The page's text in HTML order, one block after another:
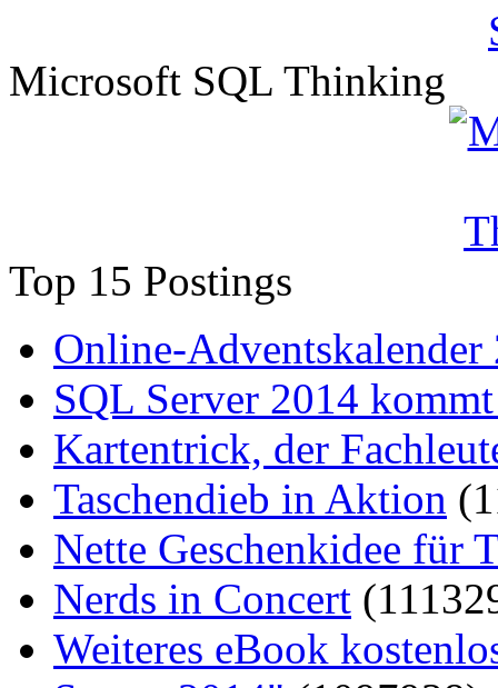
Microsoft SQL Thinking
Top 15 Postings
Online-Adventskalender
SQL Server 2014
Kartentrick, der
Taschendieb in Aktion
Nette Geschenkidee für
Nerds in Concert
Weiteres eBook